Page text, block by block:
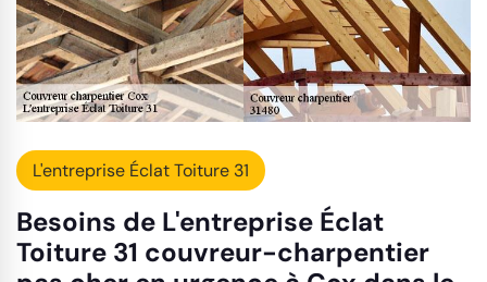
L'entreprise Éclat Toiture 31
Besoins de L'entreprise Éclat
Toiture 31 couvreur-charpentier